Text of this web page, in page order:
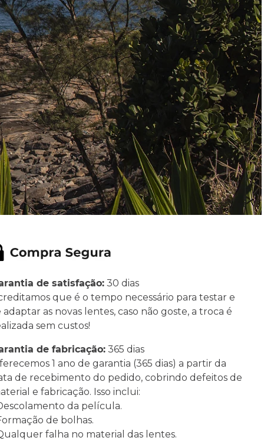
de satisfação:30 dias
que é o tempo necessário para testar e
adaptar as novas lentes, caso não goste, a troca é
sem custos!
de fabricação:365 dias
1 ano de garantia (365 dias) a partir da
de recebimento do pedido, cobrindo defeitos de
e fabricação. Isso inclui:
da película.
de bolhas.
falha no material das lentes.